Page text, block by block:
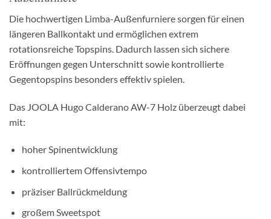
Die hochwertigen Limba-Außenfurniere sorgen für einen
längeren Ballkontakt und ermöglichen extrem
rotationsreiche Topspins. Dadurch lassen sich sichere
Eröffnungen gegen Unterschnitt sowie kontrollierte
Gegentopspins besonders effektiv spielen.
Das JOOLA Hugo Calderano AW-7 Holz überzeugt dabei
mit:
hoher Spinentwicklung
kontrolliertem Offensivtempo
präziser Ballrückmeldung
großem Sweetspot